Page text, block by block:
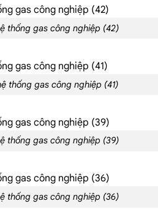
thống gas công nghiệp (42)
thống gas công nghiệp (41)
thống gas công nghiệp (39)
thống gas công nghiệp (36)